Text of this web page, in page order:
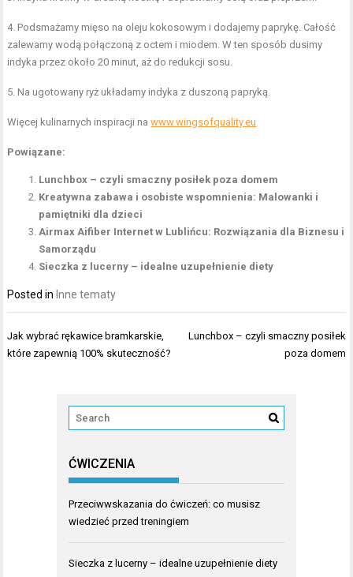
4. Podsmażamy mięso na oleju kokosowym i dodajemy paprykę. Całość
zalewamy wodą połączoną z octem i miodem. W ten sposób dusimy
indyka przez około 20 minut, aż do redukcji sosu.
5. Na ugotowany ryż układamy indyka z duszoną papryką.
Więcej kulinarnych inspiracji nawww.wingsofquality.eu
Powiązane:
Lunchbox – czyli smaczny posiłek poza domem
Kreatywna zabawa i osobiste wspomnienia: Malowanki i
pamiętniki dla dzieci
Airmax Aifiber Internet w Lublińcu: Rozwiązania dla Biznesu i
Samorządu
Sieczka z lucerny – idealne uzupełnienie diety
Posted inInne tematy
Nawigacja
wpisu
Jak wybrać rękawice bramkarskie,
które zapewnią 100% skuteczność?
Lunchbox – czyli smaczny posiłek
poza domem
ĆWICZENIA
Przeciwwskazania do ćwiczeń: co musisz
wiedzieć przed treningiem
Sieczka z lucerny – idealne uzupełnienie diety